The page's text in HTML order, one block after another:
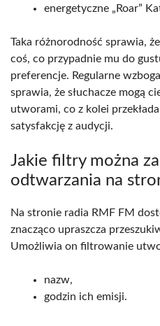
energetyczne „Roar”
Taka różnorodność sprawia,
coś, co przypadnie mu do
preferencje. Regularne
sprawia, że słuchacze mogą
utworami, co z kolei
satysfakcję z audycji.
Jakie filtry można
odtwarzania na
Na stronie radia RMF FM
znacząco upraszcza
Umożliwia on filtrowanie
nazw,
godzin ich emisji.